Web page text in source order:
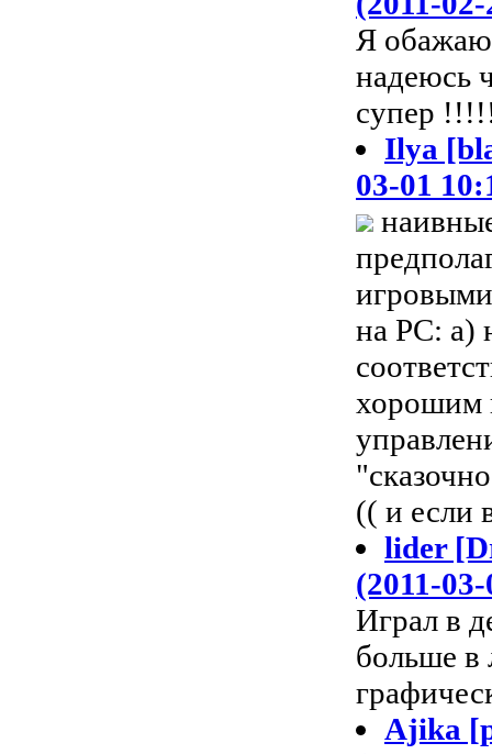
Я
надеюсь
супер
Ilya
03-01
на PC:
хорошим
(( и если
lider
(2011-
Играл в
больше в
Ajika